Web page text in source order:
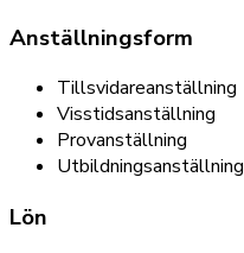
Anställningsform
Tillsvidareanställning
Visstidsanställning
Provanställning
Utbildningsanställning
Lön